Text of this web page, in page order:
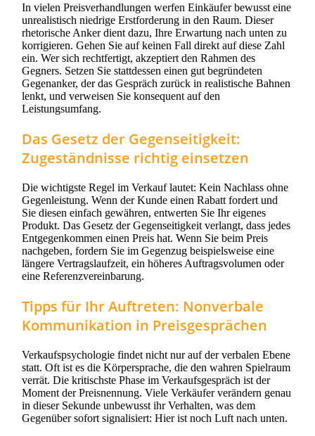
In vielen Preisverhandlungen werfen Einkäufer bewusst eine
unrealistisch niedrige Erstforderung in den Raum. Dieser
rhetorische Anker dient dazu, Ihre Erwartung nach unten zu
korrigieren. Gehen Sie auf keinen Fall direkt auf diese Zahl
ein. Wer sich rechtfertigt, akzeptiert den Rahmen des
Gegners. Setzen Sie stattdessen einen gut begründeten
Gegenanker, der das Gespräch zurück in realistische Bahnen
lenkt, und verweisen Sie konsequent auf den
Leistungsumfang.
Das Gesetz der Gegenseitigkeit:
Zugeständnisse richtig einsetzen
Die wichtigste Regel im Verkauf lautet: Kein Nachlass ohne
Gegenleistung. Wenn der Kunde einen Rabatt fordert und
Sie diesen einfach gewähren, entwerten Sie Ihr eigenes
Produkt. Das Gesetz der Gegenseitigkeit verlangt, dass jedes
Entgegenkommen einen Preis hat. Wenn Sie beim Preis
nachgeben, fordern Sie im Gegenzug beispielsweise eine
längere Vertragslaufzeit, ein höheres Auftragsvolumen oder
eine Referenzvereinbarung.
Tipps für Ihr Auftreten: Nonverbale
Kommunikation in Preisgesprächen
Verkaufspsychologie findet nicht nur auf der verbalen Ebene
statt. Oft ist es die Körpersprache, die den wahren Spielraum
verrät. Die kritischste Phase im Verkaufsgespräch ist der
Moment der Preisnennung. Viele Verkäufer verändern genau
in dieser Sekunde unbewusst ihr Verhalten, was dem
Gegenüber sofort signalisiert: Hier ist noch Luft nach unten.